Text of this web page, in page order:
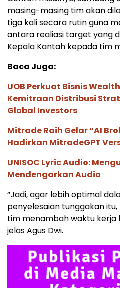
masing-masing tim akan
tiga kali secara rutin guna
antara realiasi target yang
Kepala Kantah kepada tim
Baca Juga:
UOB Perkuat Bisnis
Kemitraan Distribusi
Global Investors
Mitrade Raih Gelar “AI
Hadirkan MitradeGPT
UNISOC Lyric Audio:
Mendengarkan Audio
“Jadi, agar lebih optimal
penyelesaian tunggakan
tim menambah waktu kerja
jelas Agus Dwi.